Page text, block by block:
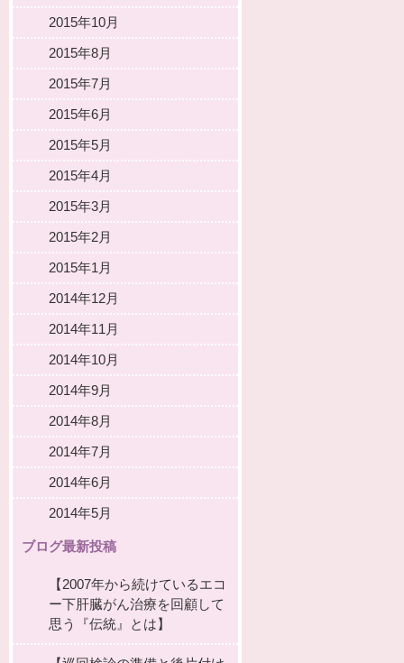
2015年10月
2015年8月
2015年7月
2015年6月
2015年5月
2015年4月
2015年3月
2015年2月
2015年1月
2014年12月
2014年11月
2014年10月
2014年9月
2014年8月
2014年7月
2014年6月
2014年5月
ブログ最新投稿
【2007年から続けているエコ
ー下肝臓がん治療を回顧して
思う『伝統』とは】